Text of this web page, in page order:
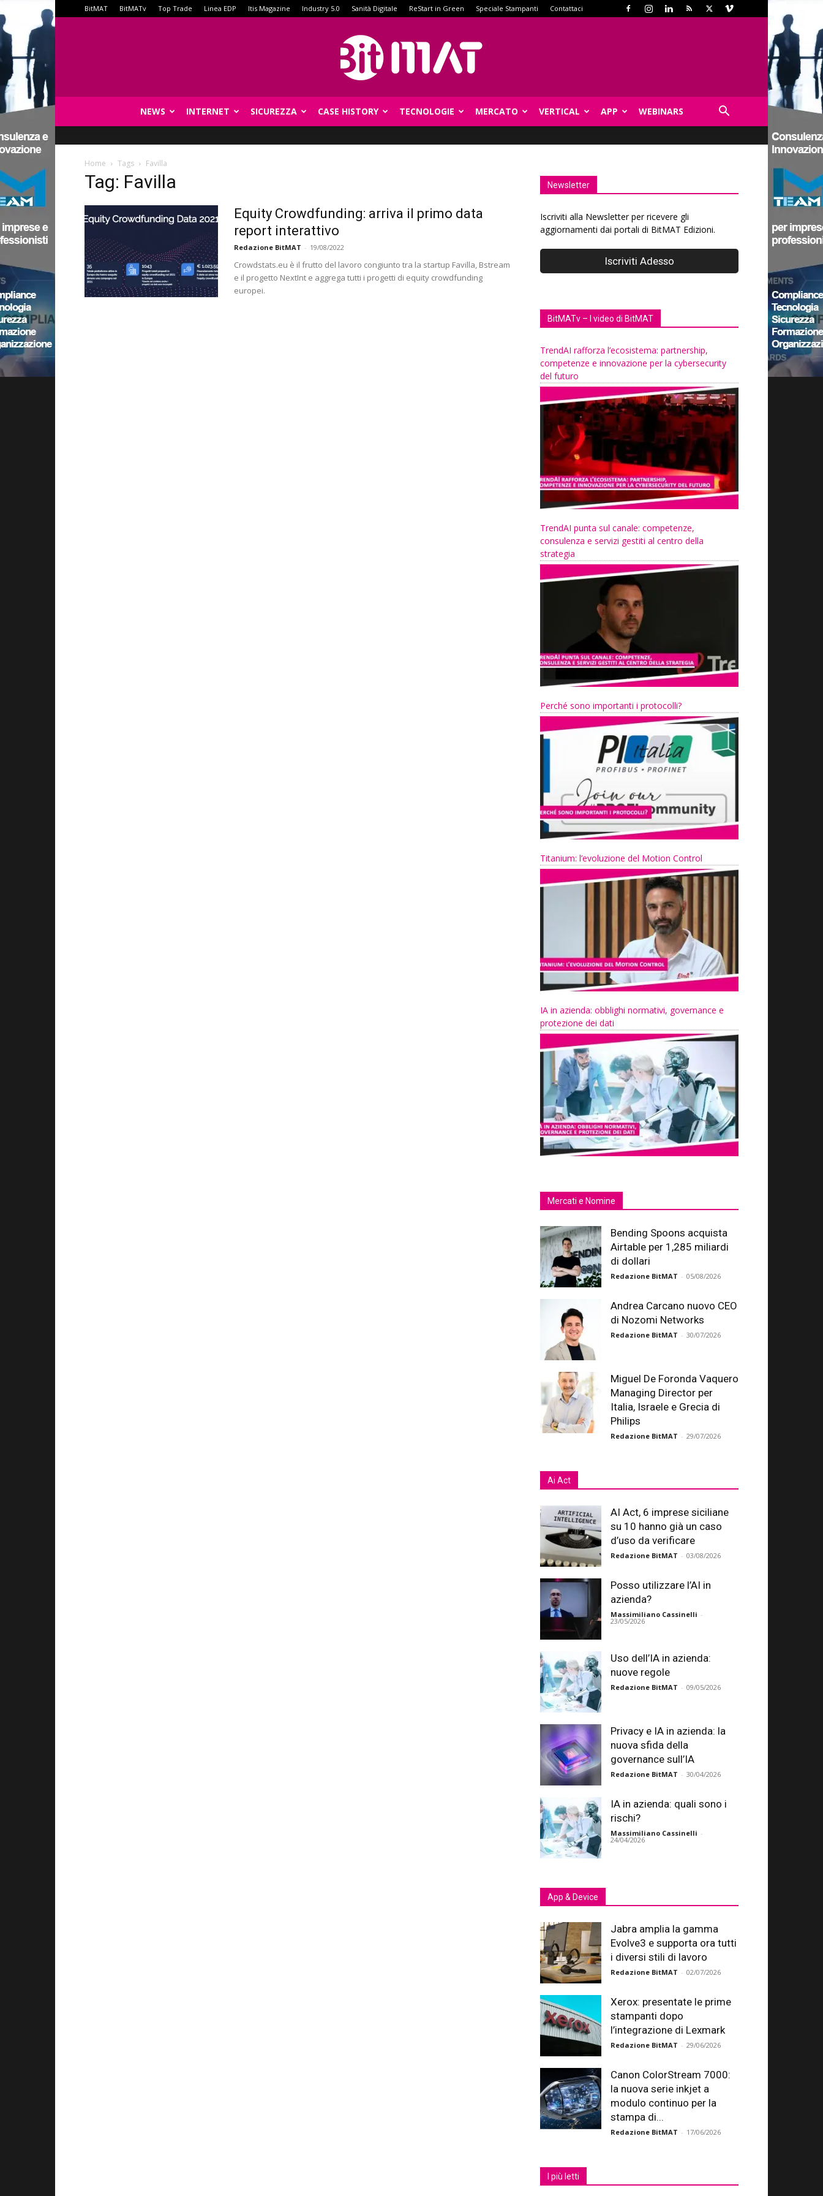
BitMAT BitMATv Top Trade Linea EDP Itis Magazine Industry 5.0 Sanità Digitale ReStart in Green Speciale Stampanti Contattaci
NEWS INTERNET SICUREZZA CASE HISTORY TECNOLOGIE MERCATO VERTICAL APP WEBINARS
Home Tags Favilla
Tag: Favilla
Equity Crowdfunding: arriva il primo data
report interattivo
Redazione BitMAT - 19/08/2022
Crowdstats.eu è il frutto del lavoro congiunto tra la startup Favilla, Bstream
e il progetto NextInt e aggrega tutti i progetti di equity crowdfunding
europei.
Newsletter
Iscriviti alla Newsletter per ricevere gli
aggiornamenti dai portali di BitMAT Edizioni.
BitMATv – I video di BitMAT
TrendAI rafforza l’ecosistema: partnership,
competenze e innovazione per la cybersecurity
del futuro
TrendAI punta sul canale: competenze,
consulenza e servizi gestiti al centro della
strategia
Perché sono importanti i protocolli?
Titanium: l’evoluzione del Motion Control
IA in azienda: obblighi normativi, governance e
protezione dei dati
Mercati e Nomine
Bending Spoons acquista
Airtable per 1,285 miliardi
di dollari
Redazione BitMAT - 05/08/2026
Andrea Carcano nuovo CEO
di Nozomi Networks
Redazione BitMAT - 30/07/2026
Miguel De Foronda Vaquero
Managing Director per
Italia, Israele e Grecia di
Philips
Redazione BitMAT - 29/07/2026
Ai Act
AI Act, 6 imprese siciliane
su 10 hanno già un caso
d’uso da verificare
Redazione BitMAT - 03/08/2026
Posso utilizzare l’AI in
azienda?
Massimiliano Cassinelli -
23/05/2026
Uso dell’IA in azienda:
nuove regole
Redazione BitMAT - 09/05/2026
Privacy e IA in azienda: la
nuova sfida della
governance sull’IA
Redazione BitMAT - 30/04/2026
IA in azienda: quali sono i
rischi?
Massimiliano Cassinelli -
24/04/2026
App & Device
Jabra amplia la gamma
Evolve3 e supporta ora tutti
i diversi stili di lavoro
Redazione BitMAT - 02/07/2026
Xerox: presentate le prime
stampanti dopo
l’integrazione di Lexmark
Redazione BitMAT - 29/06/2026
Canon ColorStream 7000:
la nuova serie inkjet a
modulo continuo per la
stampa di...
Redazione BitMAT - 17/06/2026
I più letti